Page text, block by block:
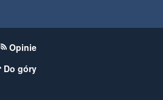
Opinie
Do góry